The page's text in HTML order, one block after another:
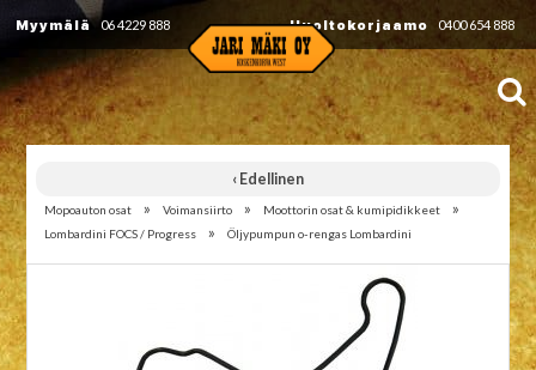
Myymälä 06 4229 888 Huoltokorjaamo 0400 654 888
‹ Edellinen
Mopoauton osat » Voimansiirto » Moottorin osat & kumipidikkeet »
Lombardini FOCS / Progress » Öljypumpun o-rengas Lombardini